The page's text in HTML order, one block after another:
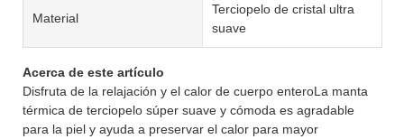
Material
Terciopelo de cristal ultra
suave
Acerca de este artículo
Disfruta de la relajación y el calor de cuerpo enteroLa manta
térmica de terciopelo súper suave y cómoda es agradable
para la piel y ayuda a preservar el calor para mayor